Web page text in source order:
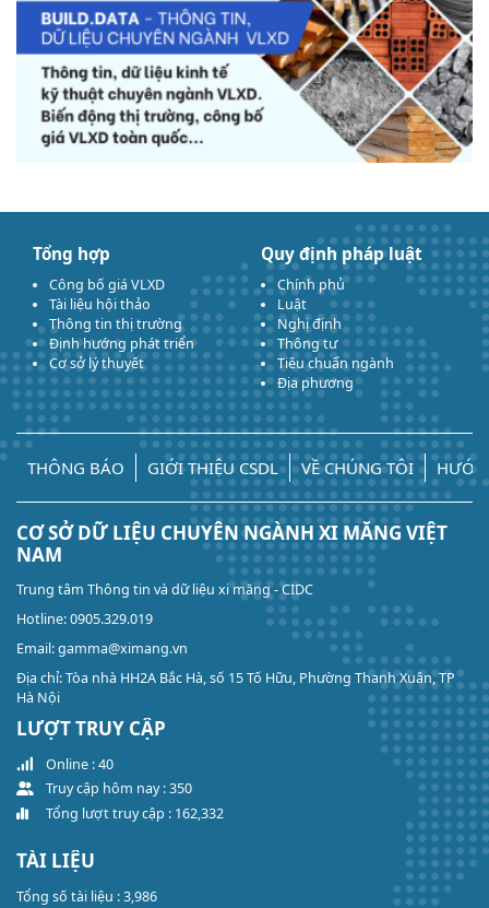
Tổng hợp
Công bố giá VLXD
Tài liệu hội thảo
Thông tin thị trường
Định hướng phát triển
Cơ sở lý thuyết
Quy định pháp luật
Chính phủ
Luật
Nghị định
Thông tư
Tiêu chuẩn ngành
Địa phương
THÔNG BÁO GIỚI THIỆU CSDL VỀ CHÚNG TÔI
CƠ SỞ DỮ LIỆU CHUYÊN NGÀNH XI MĂNG VIỆT
NAM
Trung tâm Thông tin và dữ liệu xi măng - CIDC
Hotline: 0905.329.019
Email: gamma@ximang.vn
Địa chỉ: Tòa nhà HH2A Bắc Hà, số 15 Tố Hữu, Phường Thanh Xuân, TP
Hà Nội
LƯỢT TRUY CẬP
Online : 40
Truy cập hôm nay : 350
Tổng lượt truy cập : 162,332
TÀI LIỆU
Tổng số tài liệu : 3,986